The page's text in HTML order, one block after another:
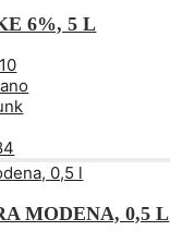
6%, 5 L
MODENA, 0,5 L